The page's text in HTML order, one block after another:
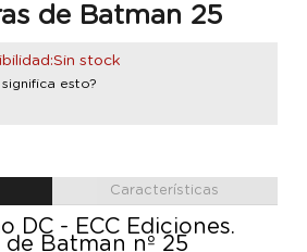
de Batman 25
stock
significa esto?
Características
DC - ECC Ediciones.
Batman nº 25